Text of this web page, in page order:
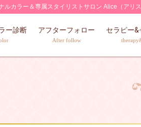
ルカラー＆専属スタイリストサロン Alice（アリス
ー診断 アフターフォロー
After follow
セラピー